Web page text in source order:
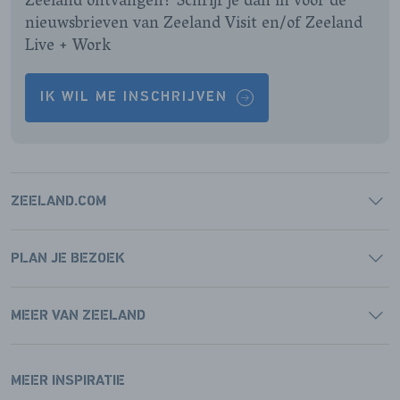
nieuwsbrieven van Zeeland Visit en/of Zeeland
Live + Work
IK WIL ME INSCHRIJVEN
ZEELAND.COM
PLAN JE BEZOEK
MEER VAN ZEELAND
MEER INSPIRATIE